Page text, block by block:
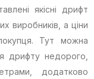
якісні дрифт
виробників, а ціни
Тут можна
дрифту недорого,
додатково